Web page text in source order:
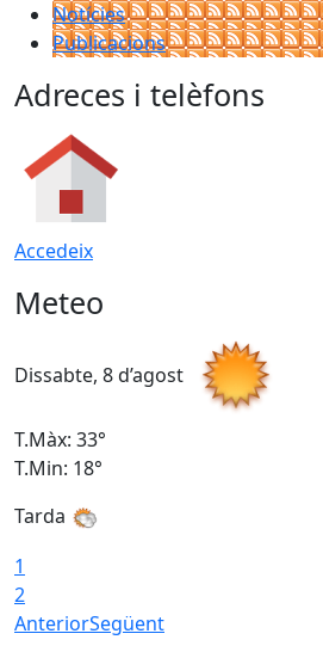
Notícies
Publicacions
Adreces i telèfons
Accedeix
Meteo
Dissabte, 8 d’agost
T.Màx: 33°
T.Min: 18°
Tarda
1
2
AnteriorSegüent